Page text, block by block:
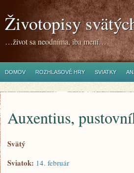
Životopisy
…život sa neodníma, iba mení…
DOMOV ROZHLASOVÉ HRY SVIATKY
Auxentius,
Svätý
Sviatok: 14. február